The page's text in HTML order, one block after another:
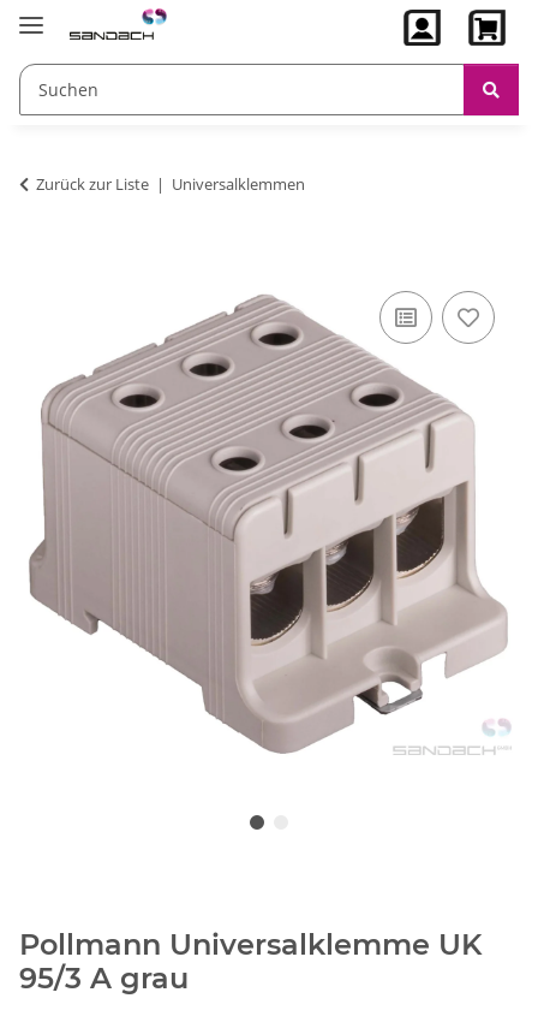
Zurück zur Liste Universalklemmen
Pollmann Universalklemme UK
95/3 A grau